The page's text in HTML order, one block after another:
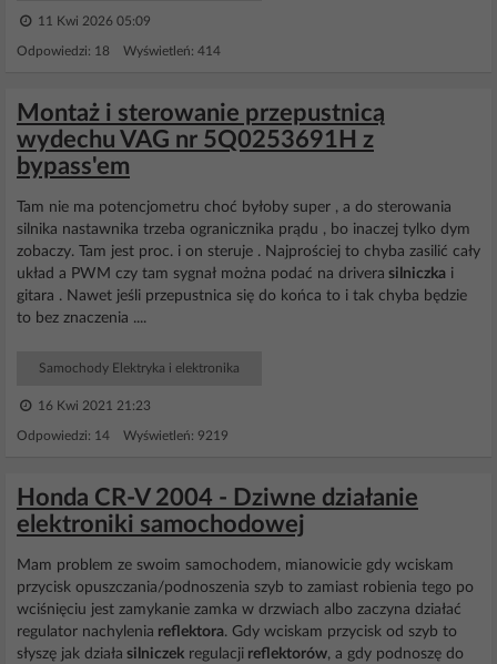
11 Kwi 2026 05:09
Odpowiedzi: 18 Wyświetleń: 414
Montaż i sterowanie przepustnicą
wydechu VAG nr 5Q0253691H z
bypass'em
Tam nie ma potencjometru choć byłoby super , a do sterowania
silnika nastawnika trzeba ogranicznika prądu , bo inaczej tylko dym
zobaczy. Tam jest proc. i on steruje . Najprościej to chyba zasilić cały
układ a PWM czy tam sygnał można podać na drivera silniczka i
gitara . Nawet jeśli przepustnica się do końca to i tak chyba będzie
to bez znaczenia ....
Samochody Elektryka i elektronika
16 Kwi 2021 21:23
Odpowiedzi: 14 Wyświetleń: 9219
Honda CR-V 2004 - Dziwne działanie
elektroniki samochodowej
Mam problem ze swoim samochodem, mianowicie gdy wciskam
przycisk opuszczania/podnoszenia szyb to zamiast robienia tego po
wciśnięciu jest zamykanie zamka w drzwiach albo zaczyna działać
regulator nachylenia reflektora. Gdy wciskam przycisk od szyb to
słyszę jak działa silniczek regulacji reflektorów, a gdy podnoszę do